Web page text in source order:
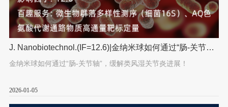
J. Nanobiotechnol.(IF=12.6)|金纳米球如何通过“肠-关节
金纳米球如何通过“肠-关节轴”，缓解类风湿关节炎进展！
2026-01-05